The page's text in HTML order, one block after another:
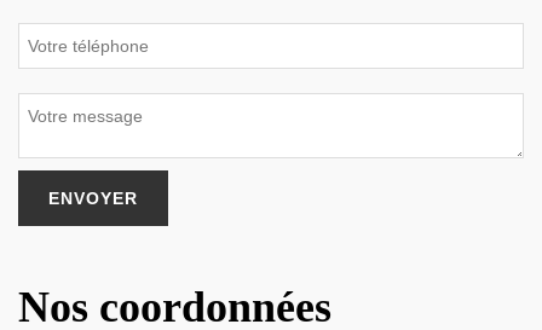
Nos coordonnées